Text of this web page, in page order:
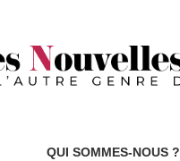
QUI SOMMES-NOUS ?